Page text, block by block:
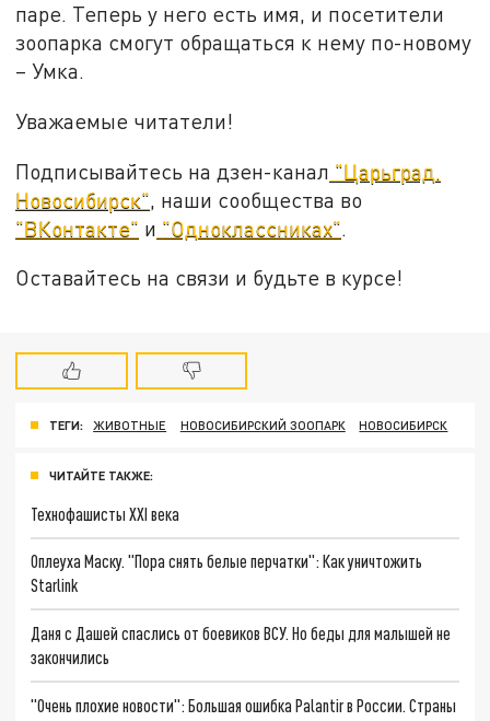
паре. Теперь у него есть имя, и посетители
зоопарка смогут обращаться к нему по-новому
– Умка.
Уважаемые читатели!
Подписывайтесь на дзен-канал "Царьград.
Новосибирск", наши сообщества во
"ВКонтакте" и "Одноклассниках".
Оставайтесь на связи и будьте в курсе!
ТЕГИ: ЖИВОТНЫЕ НОВОСИБИРСКИЙ ЗООПАРК НОВОСИБИРСК
ЧИТАЙТЕ ТАКЖЕ:
Технофашисты XXI века
Оплеуха Маску. "Пора снять белые перчатки": Как уничтожить
Starlink
Даня с Дашей спаслись от боевиков ВСУ. Но беды для малышей не
закончились
"Очень плохие новости": Большая ошибка Palantir в России. Страны